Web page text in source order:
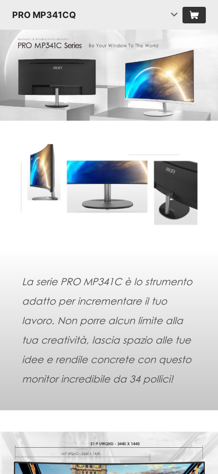
PRO MP341CQ
La serie PRO MP341C è lo strumento
adatto per incrementare il tuo
lavoro. Non porre alcun limite alla
tua creatività, lascia spazio alle tue
idee e rendile concrete con questo
monitor incredibile da 34 pollici!